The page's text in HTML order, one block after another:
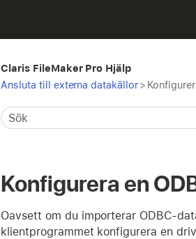
Claris FileMaker Pro Hjälp
Ansluta till externa datakällor>
Konfigurera en
Oavsett om du importerar ODBC-
klientprogrammet konfigurera en